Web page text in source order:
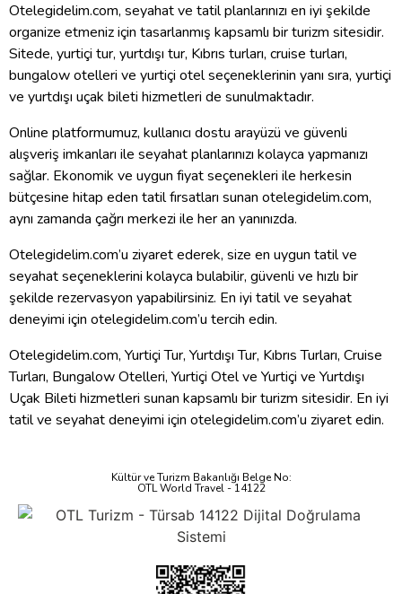
Otelegidelim.com, seyahat ve tatil planlarınızı en iyi şekilde
organize etmeniz için tasarlanmış kapsamlı bir turizm sitesidir.
Sitede, yurtiçi tur, yurtdışı tur, Kıbrıs turları, cruise turları,
bungalow otelleri ve yurtiçi otel seçeneklerinin yanı sıra, yurtiçi
ve yurtdışı uçak bileti hizmetleri de sunulmaktadır.
Online platformumuz, kullanıcı dostu arayüzü ve güvenli
alışveriş imkanları ile seyahat planlarınızı kolayca yapmanızı
sağlar. Ekonomik ve uygun fiyat seçenekleri ile herkesin
bütçesine hitap eden tatil fırsatları sunan otelegidelim.com,
aynı zamanda çağrı merkezi ile her an yanınızda.
Otelegidelim.com’u ziyaret ederek, size en uygun tatil ve
seyahat seçeneklerini kolayca bulabilir, güvenli ve hızlı bir
şekilde rezervasyon yapabilirsiniz. En iyi tatil ve seyahat
deneyimi için otelegidelim.com’u tercih edin.
Otelegidelim.com, Yurtiçi Tur, Yurtdışı Tur, Kıbrıs Turları, Cruise
Turları, Bungalow Otelleri, Yurtiçi Otel ve Yurtiçi ve Yurtdışı
Uçak Bileti hizmetleri sunan kapsamlı bir turizm sitesidir. En iyi
tatil ve seyahat deneyimi için otelegidelim.com’u ziyaret edin.
Kültür ve Turizm Bakanlığı Belge No:
OTL World Travel - 14122